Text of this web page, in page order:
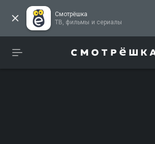
Смотрёшка
ТВ, фильмы и сериалы